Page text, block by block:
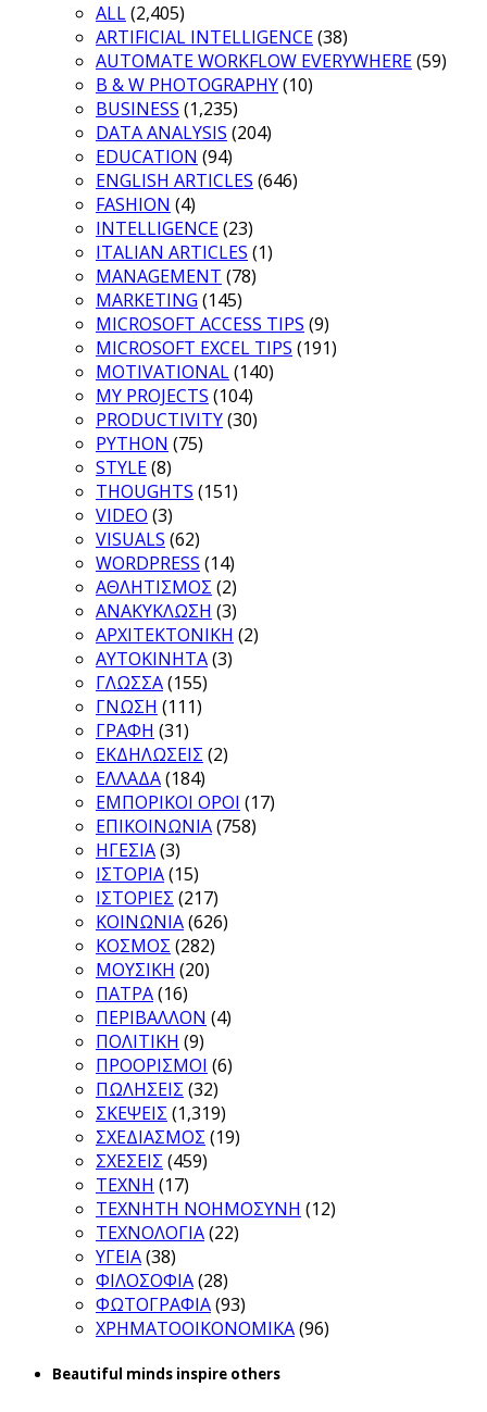
ALL(2,405)
ARTIFICIAL INTELLIGENCE(38)
AUTOMATE WORKFLOW EVERYWHERE(59)
B & W PHOTOGRAPHY(10)
BUSINESS (1,235)
DATA ANALYSIS (204)
EDUCATION (94)
ENGLISH ARTICLES (646)
FASHION (4)
INTELLIGENCE(23)
ITALIAN ARTICLES (1)
MANAGEMENT (78)
MARKETING (145)
MICROSOFT ACCESS TIPS (9)
MICROSOFT EXCEL TIPS (191)
MOTIVATIONAL(140)
MY PROJECTS (104)
PRODUCTIVITY(30)
PYTHON (75)
STYLE(8)
THOUGHTS (151)
VIDEO (3)
VISUALS (62)
WORDPRESS (14)
ΑΘΛΗΤΙΣΜΟΣ (2)
ΑΝΑΚΥΚΛΩΣΗ (3)
ΑΡΧΙΤΕΚΤΟΝΙΚΗ (2)
ΑΥΤΟΚΙΝΗΤΑ(3)
ΓΛΩΣΣΑ(155)
ΓΝΩΣΗ (111)
ΓΡΑΦΗ (31)
ΕΚΔΗΛΩΣΕΙΣ (2)
ΕΛΛΑΔΑ(184)
ΕΜΠΟΡΙΚΟΙ ΟΡΟΙ (17)
ΕΠΙΚΟΙΝΩΝΙΑ(758)
ΗΓΕΣΙΑ(3)
ΙΣΤΟΡΙΑ(15)
ΙΣΤΟΡΙΕΣ (217)
ΚΟΙΝΩΝΙΑ(626)
ΚΟΣΜΟΣ (282)
ΜΟΥΣΙΚΗ (20)
ΠΑΤΡΑ(16)
ΠΕΡΙΒΑΛΛΟΝ (4)
ΠΟΛΙΤΙΚΗ (9)
ΠΡΟΟΡΙΣΜΟΙ (6)
ΠΩΛΗΣΕΙΣ (32)
ΣΚΕΨΕΙΣ (1,319)
ΣΧΕΔΙΑΣΜΟΣ (19)
ΣΧΕΣΕΙΣ (459)
ΤΕΧΝΗ (17)
ΤΕΧΝΗΤΗ ΝΟΗΜΟΣΥΝΗ (12)
ΤΕΧΝΟΛΟΓΙΑ(22)
ΥΓΕΙΑ(38)
ΦΙΛΟΣΟΦΙΑ(28)
ΦΩΤΟΓΡΑΦΙΑ(93)
ΧΡΗΜΑΤΟΟΙΚΟΝΟΜΙΚΑ(96)
Beautiful minds inspire others